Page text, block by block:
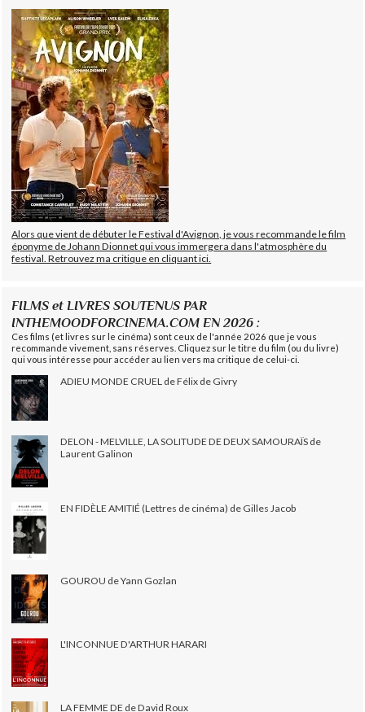
Alors que vient de débuter le Festival d'Avignon, je vous recommande le film
éponyme de Johann Dionnet qui vous immergera dans l'atmosphère du
festival. Retrouvez ma critique en cliquant ici.
FILMS et LIVRES SOUTENUS PAR
INTHEMOODFORCINEMA.COM EN 2026 :
Ces films (et livres sur le cinéma) sont ceux de l'année 2026 que je vous
recommande vivement, sans réserves. Cliquez sur le titre du film (ou du livre)
qui vous intéresse pour accéder au lien vers ma critique de celui-ci.
ADIEU MONDE CRUEL de Félix de Givry
DELON - MELVILLE, LA SOLITUDE DE DEUX SAMOURAÏS de
Laurent Galinon
EN FIDÈLE AMITIÉ (Lettres de cinéma) de Gilles Jacob
GOUROU de Yann Gozlan
L'INCONNUE D'ARTHUR HARARI
LA FEMME DE de David Roux